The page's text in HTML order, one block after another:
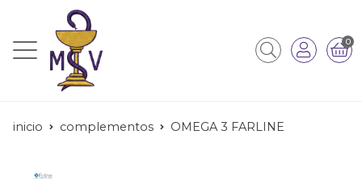
0
inicio complementos OMEGA 3 FARLINE